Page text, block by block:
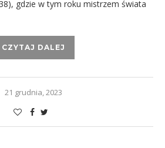
gdzie w tym roku mistrzem świata
CZYTAJ DALEJ
21 grudnia, 2023